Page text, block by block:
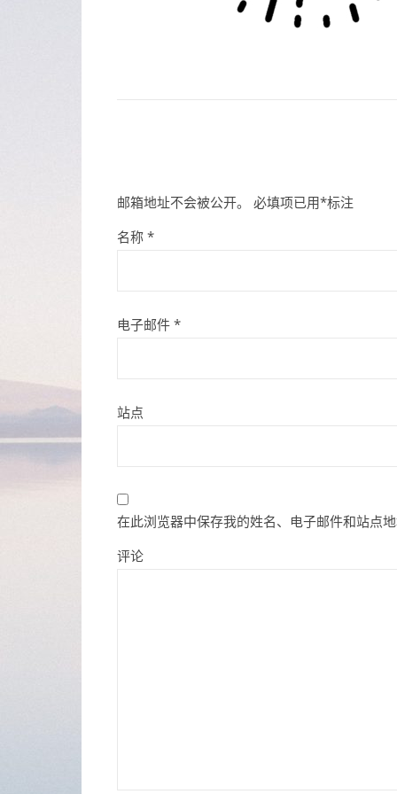
邮箱地址不会被公开。 必填项已用*标注
名称 *
电子邮件 *
站点
在此浏览器中保存我的姓名、电子邮件和站点
评论